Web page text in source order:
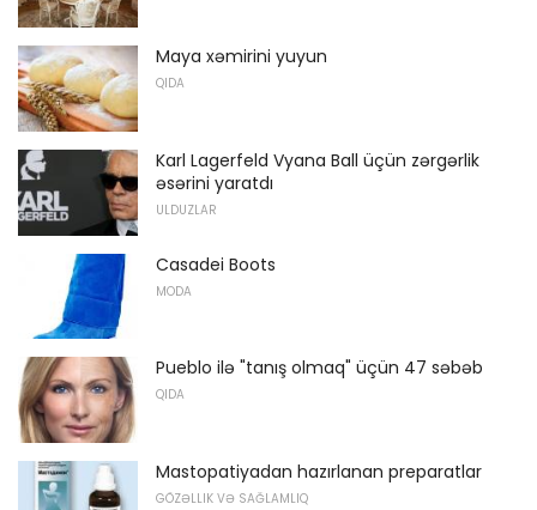
Maya xəmirini yuyun
QIDA
Karl Lagerfeld Vyana Ball üçün zərgərlik
əsərini yaratdı
ULDUZLAR
Casadei Boots
MODA
Pueblo ilə "tanış olmaq" üçün 47 səbəb
QIDA
Mastopatiyadan hazırlanan preparatlar
GÖZƏLLIK VƏ SAĞLAMLIQ